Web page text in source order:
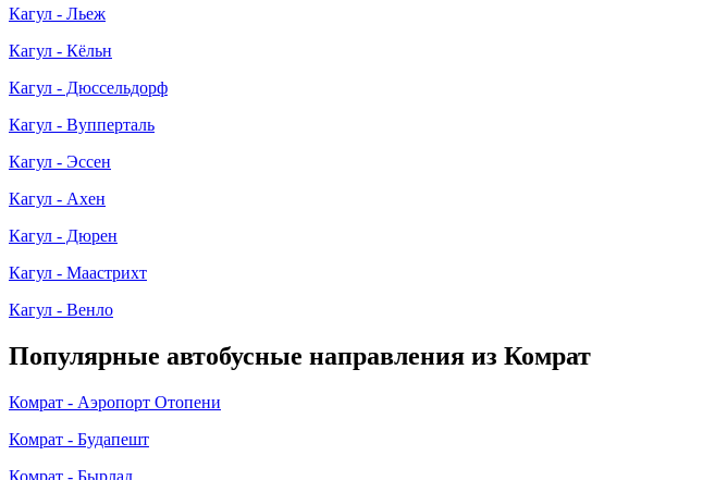
Кагул - Льеж
Кагул - Кёльн
Кагул - Дюссельдорф
Кагул - Вупперталь
Кагул - Эссен
Кагул - Ахен
Кагул - Дюрен
Кагул - Маастрихт
Кагул - Венло
Популярные автобусные направления из Комрат
Комрат - Аэропорт Отопени
Комрат - Будапешт
Комрат - Бырлад